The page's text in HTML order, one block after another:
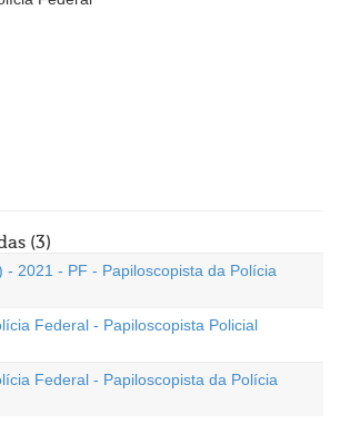
(3)
- 2021 - PF - Papiloscopista da Polícia
Federal - Papiloscopista Policial
Federal - Papiloscopista da Polícia